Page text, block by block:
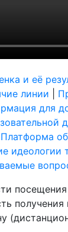
и её
линии
для
Платформа
идеологии
получения